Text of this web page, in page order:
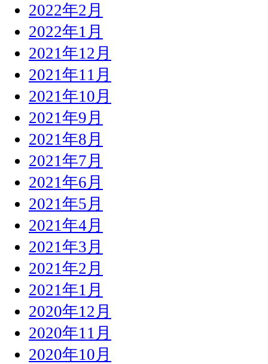
2022年2月
2022年1月
2021年12月
2021年11月
2021年10月
2021年9月
2021年8月
2021年7月
2021年6月
2021年5月
2021年4月
2021年3月
2021年2月
2021年1月
2020年12月
2020年11月
2020年10月